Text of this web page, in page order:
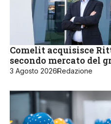
Comelit acquisisce
secondo mercato del
3 Agosto 2026Redazione